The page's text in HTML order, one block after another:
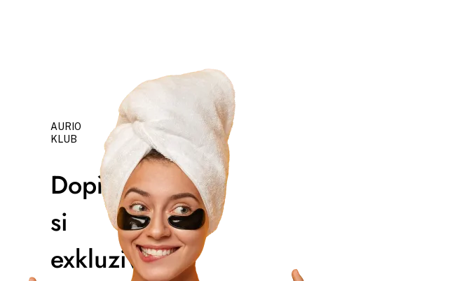
AURIO
KLUB
Dopřejte
si
exkluzivní